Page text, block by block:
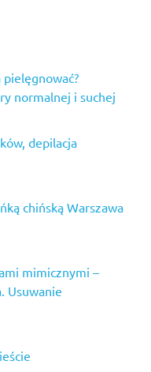
pielęgnować?
normalnej i suchej
depilacja
chińską Warszawa
mimicznymi –
Usuwanie